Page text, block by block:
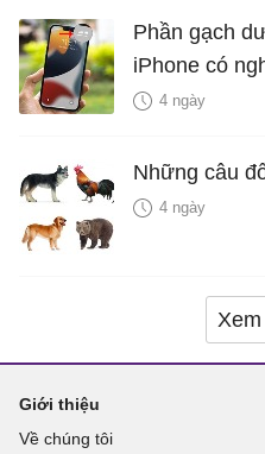
Phần gạch
iPhone có
hiểm?
4 ngày
Những câu
4 ngày
Giới thiệu
Về chúng tôi